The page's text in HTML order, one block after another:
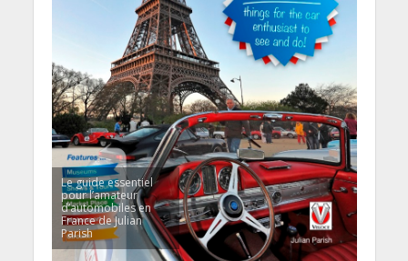
Le guide essentiel
pour l’amateur
d’automobiles en
France de Julian
Parish